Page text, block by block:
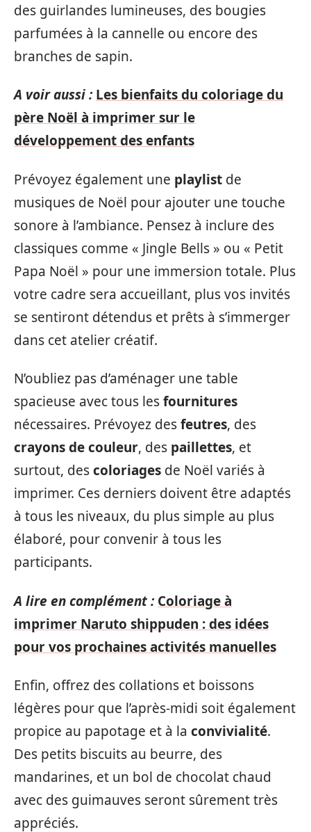
des guirlandes lumineuses, des bougies
parfumées à la cannelle ou encore des
branches de sapin.
A voir aussi : Les bienfaits du coloriage du
père Noël à imprimer sur le
développement des enfants
Prévoyez également une playlist de
musiques de Noël pour ajouter une touche
sonore à l’ambiance. Pensez à inclure des
classiques comme « Jingle Bells » ou « Petit
Papa Noël » pour une immersion totale. Plus
votre cadre sera accueillant, plus vos invités
se sentiront détendus et prêts à s’immerger
dans cet atelier créatif.
N’oubliez pas d’aménager une table
spacieuse avec tous lesfournitures
nécessaires. Prévoyez desfeutres, des
crayons de couleur, des paillettes, et
surtout, descoloriages de Noël variés à
imprimer. Ces derniers doivent être adaptés
à tous les niveaux, du plus simple au plus
élaboré, pour convenir à tous les
participants.
A lire en complément : Coloriage à
imprimer Naruto shippuden : des idées
pour vos prochaines activités manuelles
Enfin, offrez des collations et boissons
légères pour que l’après-midi soit également
propice au papotage et à la convivialité.
Des petits biscuits au beurre, des
mandarines, et un bol de chocolat chaud
avec des guimauves seront sûrement très
appréciés.